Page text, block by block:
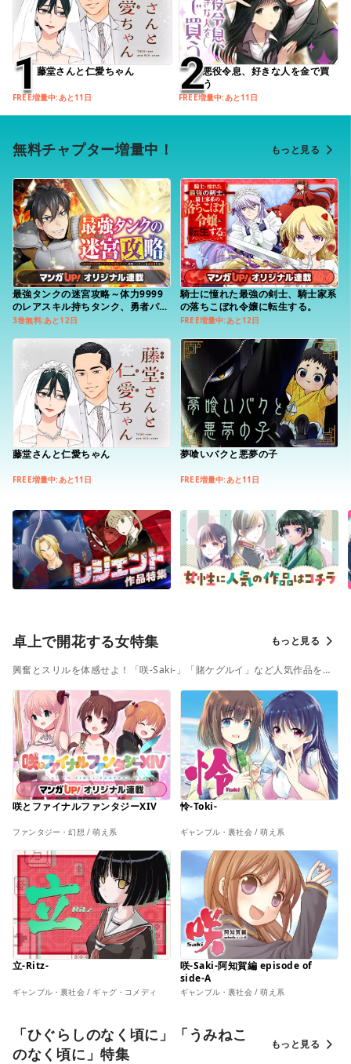
1
1藤堂さんと仁愛ちゃん
FREE増量中:あと11日 2
2悪役令息、好きな人を金で買
う
FREE増量中:あと11日
無料チャプター増量中！ もっと見る
最強タンクの迷宮攻略～体力9999
のレアスキル持ちタンク、勇者パー
ティーを追放される～
3巻無料:あと12日
騎士に憧れた最強の剣士、騎士家系
の落ちこぼれ令嬢に転生する。
FREE増量中:あと12日
藤堂さんと仁愛ちゃん
FREE増量中:あと11日
夢喰いバクと悪夢の子
FREE増量中:あと11日
卓上で開花する女特集 もっと見る
興奮とスリルを体感せよ！「咲-Saki-」「賭ケグルイ」など人気作品を
咲とファイナルファンタジーXIV
ファンタジー・幻想 / 萌え系
怜-Toki-
ギャンブル・裏社会 / 萌え系
立-Ritz-
ギャンブル・裏社会 / ギャグ・コメディ
咲-Saki-阿知賀編 episode of
side-A
ギャンブル・裏社会 / 萌え系
「ひぐらしのなく頃に」「うみねこ
のなく頃に」特集
もっと見る